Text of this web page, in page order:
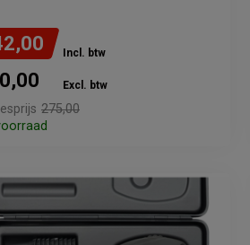
Incl. btw
Excl. btw
275,00